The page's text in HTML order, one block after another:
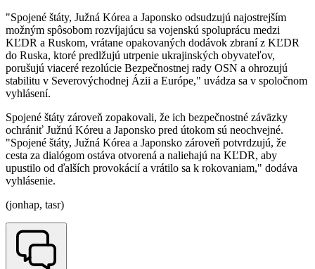
"Spojené štáty, Južná Kórea a Japonsko odsudzujú najostrejším
možným spôsobom rozvíjajúcu sa vojenskú spoluprácu medzi
KĽDR a Ruskom, vrátane opakovaných dodávok zbraní z KĽDR
do Ruska, ktoré predlžujú utrpenie ukrajinských obyvateľov,
porušujú viaceré rezolúcie Bezpečnostnej rady OSN a ohrozujú
stabilitu v Severovýchodnej Ázii a Európe," uvádza sa v spoločnom
vyhlásení.
Spojené štáty zároveň zopakovali, že ich bezpečnostné záväzky
ochrániť Južnú Kóreu a Japonsko pred útokom sú neochvejné.
"Spojené štáty, Južná Kórea a Japonsko zároveň potvrdzujú, že
cesta za dialógom ostáva otvorená a naliehajú na KĽDR, aby
upustilo od ďalších provokácií a vrátilo sa k rokovaniam," dodáva
vyhlásenie.
(jonhap, tasr)